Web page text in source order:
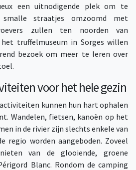
een uitnodigende plek om te
straatjes omzoomd met
zullen ten noorden van
truffelmuseum in Sorges willen
bezoek om meer te leren over
voor het hele gezin
kunnen hun hart ophalen
Wandelen, fietsen, kanoën op het
in de rivier zijn slechts enkele van
regio worden aangeboden. Zoveel
van de glooiende, groene
Blanc. Rondom de camping